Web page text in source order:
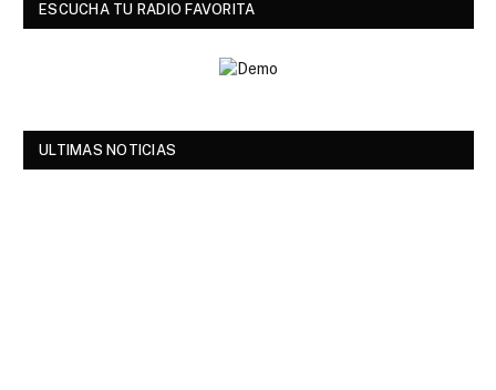
ESCUCHA TU RADIO FAVORITA
ULTIMAS NOTICIAS